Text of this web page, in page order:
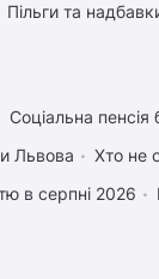
Пільги та
Соціальна пенсія
Львова
Хто не
в серпні 2026